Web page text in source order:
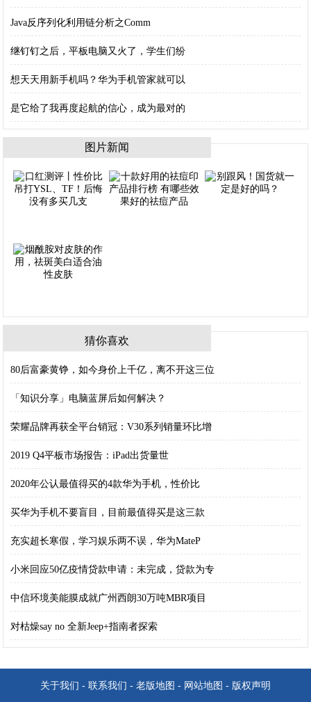
Java反序列化利用链分析之Comm
继钉钉之后，平板电脑又火了，学生们纷
想天天用新手机吗？华为手机管家就可以
是它给了我再度起航的信心，成为最对的
图片新闻
猜你喜欢
80后富豪黄铮，如今身价上千亿，离不开这三位
「知识分享」电脑蓝屏后如何解决？
荣耀品牌再获全平台销冠：V30系列销量环比增
2019 Q4平板市场报告：iPad出货量世
2020年公认最值得买的4款华为手机，性价比
买华为手机不要盲目，目前最值得买是这三款
充实超长寒假，学习娱乐两不误，华为MateP
小米回应50亿疫情贷款申请：未完成，贷款为专
中信环境美能膜成就广州西朗30万吨MBR项目
对枯燥say no 全新Jeep+指南者探索
关于我们 - 联系我们 - 老版地图 - 网站地图 - 版权声明